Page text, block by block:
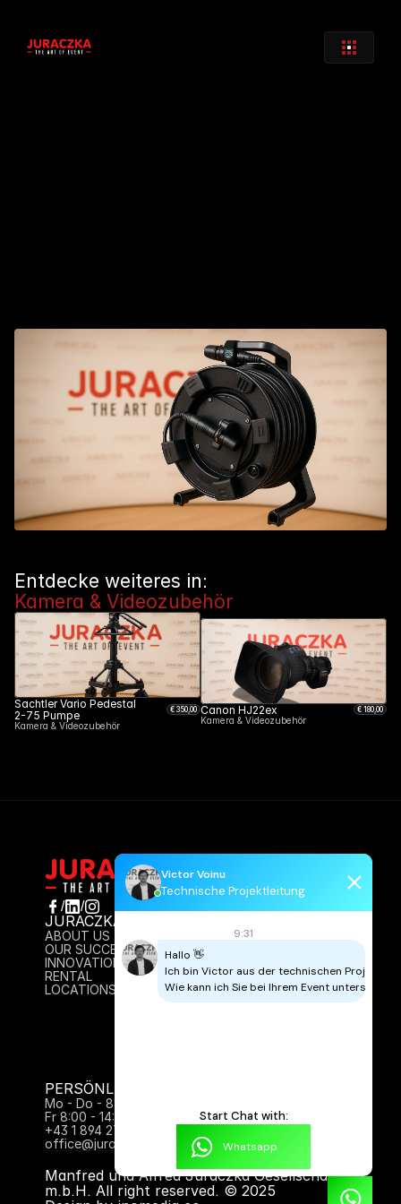
Entdecke weiteres in:
Kamera & Videozubehör
Sachtler Vario Pedestal
2-75 Pumpe
€ 350,00
Kamera & Videozubehör
Canon HJ22ex € 180,00
Kamera & Videozubehör
/ /
JURACZKA
ABOUT US
OUR SUCCESS
INNOVATION
RENTAL
LOCATIONS
IMPRESSUM
DATENSCHUTZ
CONTACT
PERSÖNLICH FÜR SIE DA:
Mo - Do - 8:00 - 17:00 Uhr
Fr 8:00 - 14:00
+43 1 894 27 61
office@juraczka.at
Manfred und Alfred Juraczka Gesellschaft
m.b.H. All right reserved. © 2025
Victor Voinu
Technische Projektleitung
9:31
Hallo 👋
Ich bin Victor aus der technischen
Wie kann ich Sie bei Ihrem Event
Start Chat with:
Whatsapp